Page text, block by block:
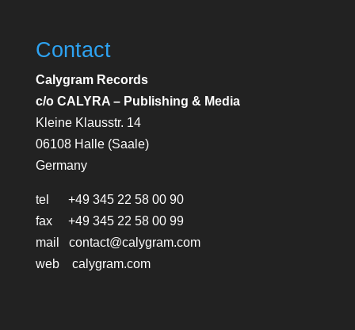
Contact
Calygram Records
c/o CALYRA – Publishing & Media
Kleine Klausstr. 14
06108 Halle (Saale)
Germany
tel +49 345 22 58 00 90
fax +49 345 22 58 00 99
mail contact@calygram.com
web calygram.com